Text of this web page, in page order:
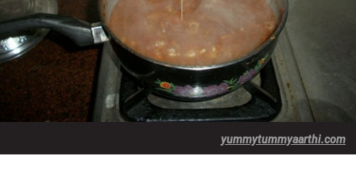
yummytummyaarthi.com